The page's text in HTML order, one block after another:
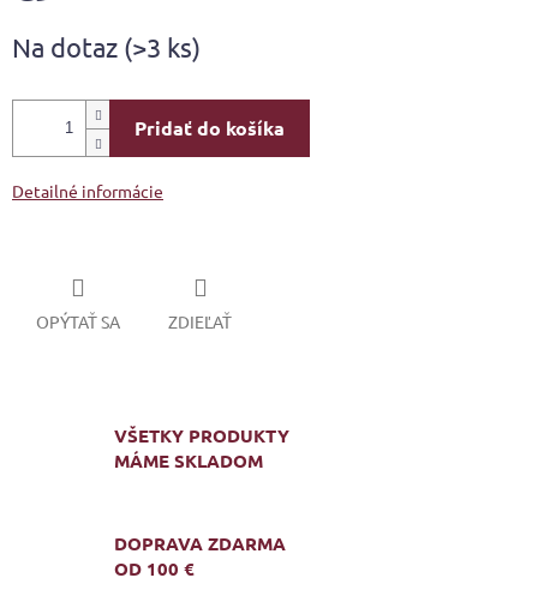
cena:
Na dotaz (>3 ks)
Pridať do košíka
Detailné informácie
OPÝTAŤ SA ZDIEĽAŤ
VŠETKY PRODUKTY
MÁME SKLADOM
DOPRAVA ZDARMA
OD 100 €